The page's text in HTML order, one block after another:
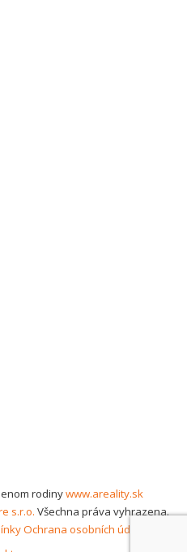
rodinywww.areality.sk
s.r.o. Všechna práva vyhrazena.
Ochrana osobních údajů